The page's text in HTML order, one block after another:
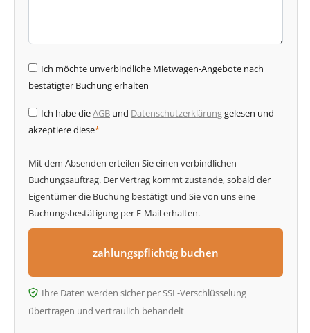
Ich möchte unverbindliche Mietwagen-Angebote nach
bestätigter Buchung erhalten
Ich habe dieAGB und Datenschutzerklärunggelesen und
akzeptiere diese*
Mit dem Absenden erteilen Sie einen verbindlichen
Buchungsauftrag. Der Vertrag kommt zustande, sobald der
Eigentümer die Buchung bestätigt und Sie von uns eine
Buchungsbestätigung per E-Mail erhalten.
Ihre Daten werden sicher per SSL-Verschlüsselung
übertragen und vertraulich behandelt